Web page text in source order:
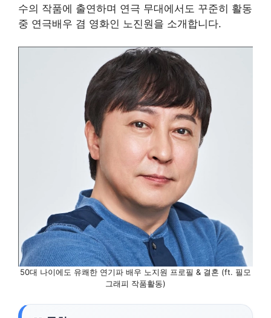
수의 작품에 출연하며 연극 무대에서도 꾸준히 활동
중 연극배우 겸 영화인 노진원을 소개합니다.
50대 나이에도 유쾌한 연기파 배우 노지원 프로필 & 결혼 (ft. 필모
그래피 작품활동)